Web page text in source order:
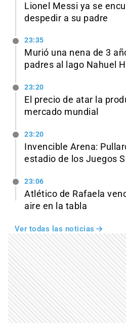
Lionel Messi ya se
despedir a su padre
23:35
Murió una nena de 3
padres al lago Nahuel
23:20
El precio de atar la
mercado mundial
23:20
Invencible Arena:
estadio de los Juegos
23:06
Atlético de Rafaela
aire en la tabla
Ver todas las noticias